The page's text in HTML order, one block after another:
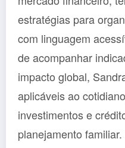
estratégias para
com linguagem
de acompanhar
impacto global,
aplicáveis ao
investimentos e
planejamento